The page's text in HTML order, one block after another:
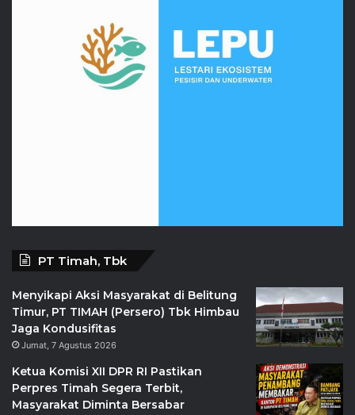
PT Timah, Tbk
Menyikapi Aksi Masyarakat di Belitung
Timur, PT TIMAH (Persero) Tbk Himbau
Jaga Kondusifitas
Jumat, 7 Agustus 2026
Ketua Komisi XII DPR RI Pastikan
Perpres Timah Segera Terbit,
Masyarakat Diminta Bersabar